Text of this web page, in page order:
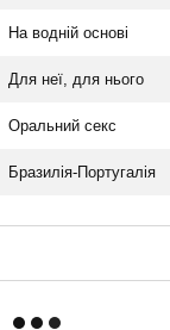
На водній основі
Для неї, для нього
Оральний секс
Бразилія-Португалія